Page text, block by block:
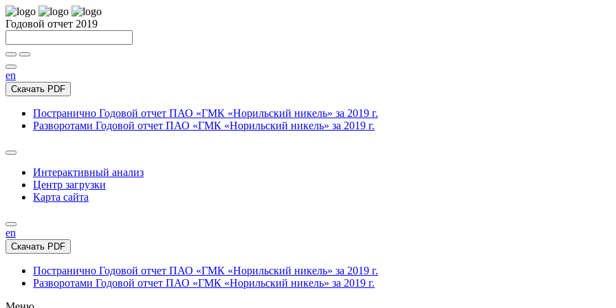
Годовой отчет 2019
en
Скачать PDF
Постранично Годовой отчет ПАО «ГМК «Норильский никель» за 2019 г.
Разворотами Годовой отчет ПАО «ГМК «Норильский никель» за 2019 г.
Интерактивный анализ
Центр загрузки
Карта сайта
en
Скачать PDF
Постранично Годовой отчет ПАО «ГМК «Норильский никель» за 2019 г.
Разворотами Годовой отчет ПАО «ГМК «Норильский никель» за 2019 г.